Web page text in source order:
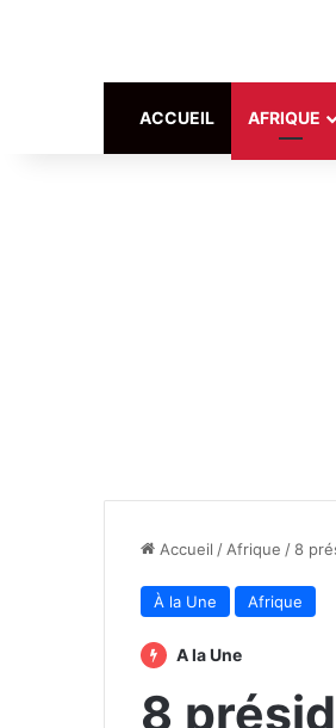
ACCUEIL AFRIQUE
Accueil / Afrique /8
À la Une Afrique
A la Une
8